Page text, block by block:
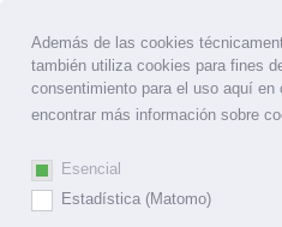
Además de las cookies
también utiliza cookies para fines
consentimiento para el uso aquí en
encontrar más información sobre
Esencial
Estadística (Matomo)